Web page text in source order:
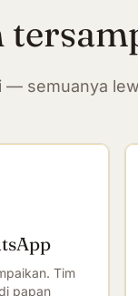
— semuanya
Tim
papan